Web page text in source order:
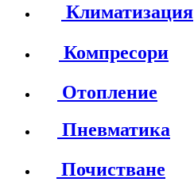
Климатизация
Компресори
Отопление
Пневматика
Почистване